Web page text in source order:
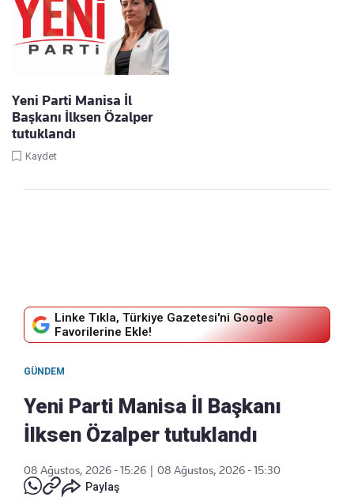
Yeni Parti Manisa İl
Başkanı İlksen Özalper
tutuklandı
Kaydet
Linke Tıkla, Türkiye Gazetesi'ni Google
Favorilerine Ekle!
GÜNDEM
Yeni Parti Manisa İl Başkanı
İlksen Özalper tutuklandı
08 Ağustos, 2026 - 15:26
08 Ağustos, 2026 - 15:30
Paylaş